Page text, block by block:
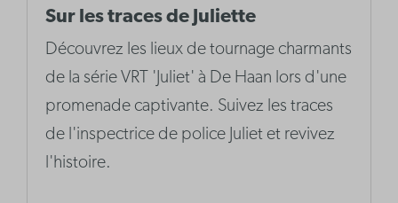
Sur les traces de Juliette
Découvrez les lieux de tournage charmants
de la série VRT 'Juliet' à De Haan lors d'une
promenade captivante. Suivez les traces
de l'inspectrice de police Juliet et revivez
l'histoire.